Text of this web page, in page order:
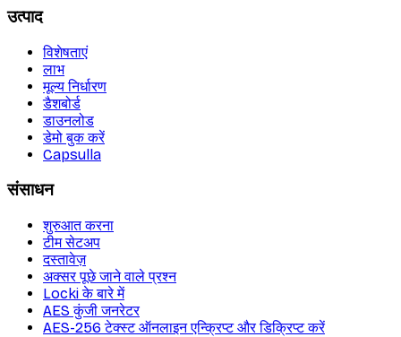
उत्पाद
विशेषताएं
लाभ
मूल्य निर्धारण
डैशबोर्ड
डाउनलोड
डेमो बुक करें
Capsulla
संसाधन
शुरुआत करना
टीम सेटअप
दस्तावेज़
अक्सर पूछे जाने वाले प्रश्न
Locki के बारे में
AES कुंजी जनरेटर
AES-256 टेक्स्ट ऑनलाइन एन्क्रिप्ट और डिक्रिप्ट करें